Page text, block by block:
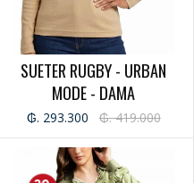
SUETER RUGBY - URBAN
MODE - DAMA
₲. 293.300 ₲. 419.000